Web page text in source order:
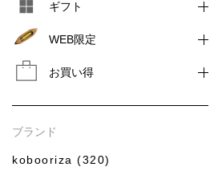
ギフト
WEB限定
お買い得
ブランド
kobooriza (320)